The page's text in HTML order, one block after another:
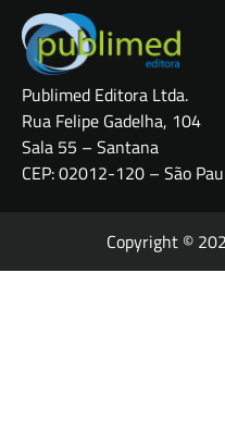
Publimed Editora Ltda.
Rua Felipe Gadelha, 104
Sala 55 – Santana
CEP: 02012-120 – São
Copyright ©